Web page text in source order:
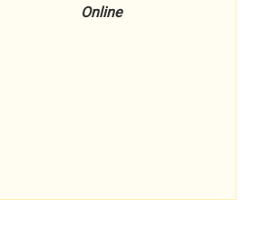
Online